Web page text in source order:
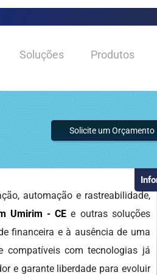
Soluções Produtos
Solicite um Orçamento
automação e rastreabilidade,
Umirim - CE e outras soluções
financeira e à ausência de uma
compatíveis com tecnologias já
e garante liberdade para evoluir